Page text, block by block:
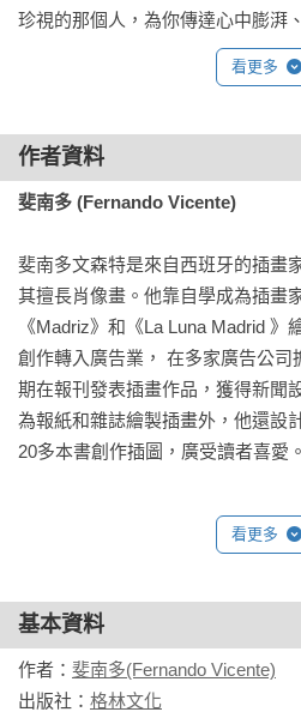
珍視的那個人，為你傳達心中膨湃
看更多
作者資料
斐南多 (Fernando Vicente)
斐南多文森特是來自西班牙的插畫
其擅長肖像畫。他靠自學成為插畫
《Madriz》和《La Luna Madrid
創作轉入廣告業， 在多家廣告公司
期在報刊發表插畫作品，獲得新聞
為報紙和雜誌繪製插畫外，他還設
20多本書創作插圖，廣受讀者喜愛。
看更多
基本資料
作者： 斐南多(Fernando Vicente)
出版社： 格林文化